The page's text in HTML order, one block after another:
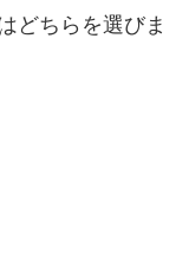
どちらを選びま